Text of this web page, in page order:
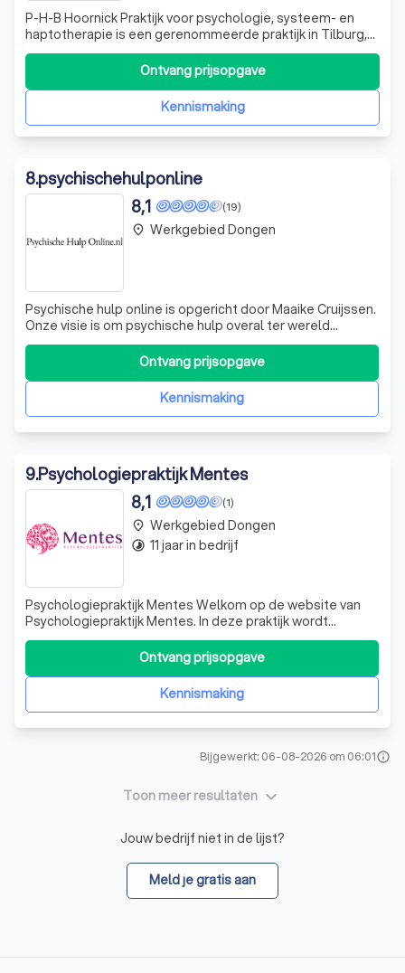
P-H-B Hoornick Praktijk voor psychologie, systeem- en
haptotherapie is een gerenommeerde praktijk in Tilburg,
opgericht door Myriam Hoornick. Met meer dan 10 jaar
ervaring in de gezondheidssector, onderscheidt Myriam
zich door haar expertise in psychologie, systeemtherapie
en haptotherapie. Ze is eeKennismaking
Ontvang prijsopgave
8.psychischehulponline
(19)
8,1
Psychische hulp online is opgericht door Maaike Cruijssen.
Onze visie is om psychische hulp overal ter wereld
bereikbaar te maken. Bereikbaar voor mensen die
behoefte hebben aan zorg en zodat psychologen ook
vanuit meerdere locaties kunnen werken. Tijdens
verschillende reizen is het Maaike helder g
Kennismaking
Ontvang prijsopgave
place Werkgebied Dongen
9.Psychologiepraktijk Mentes
(1)
8,1
​Psychologiepraktijk Mentes Welkom op de website van
Psychologiepraktijk Mentes. In deze praktijk wordt
psychologische behandeling ​en coachingsgesprekken
geboden aan volwassenen vanaf 18 jaar voor de
Generalistische Basis GGZ in Tilburg en omstreken. Op
deze website kunt u lezen voor welke klachten
Kennismaking
Ontvang prijsopgave
place Werkgebied Dongen
timelapse 11 jaar in bedrijf
Bijgewerkt: 06-08-2026 om 06:01info
Toon meer resultaten keyboard_arrow_down
Jouw bedrijf niet in de lijst?
Meld je gratis aan